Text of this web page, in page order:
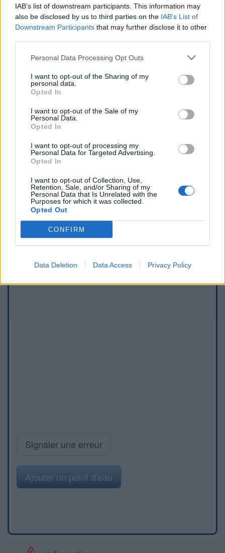
IAB’s list of downstream participants. This information may
also be disclosed by us to third parties on the IAB’s List of
Downstream Participants that may further disclose it to other
Personal Data Processing Opt Outs
I want to opt-out of the Sharing of my
personal data.
Opted In
I want to opt-out of the Sale of my
Personal Data.
Opted In
I want to opt-out of processing my
Personal Data for Targeted Advertising.
Opted In
I want to opt-out of Collection, Use,
Retention, Sale, and/or Sharing of my
Personal Data that Is Unrelated with the
Purposes for which it was collected.
Opted Out
CONFIRM
Data Deletion Data Access Privacy Policy
Afficher la carte
Signaler une erreur
Ajouter un point d'eau